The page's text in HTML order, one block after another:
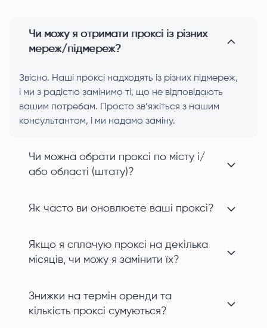
Чи можу я отримати проксі із різних
мереж/підмереж?
Звісно. Наші проксі надходять із різних підмереж,
і ми з радістю замінимо ті, що не відповідають
вашим потребам. Просто зв’яжіться з нашим
консультантом, і ми надамо заміну.
Чи можна обрати проксі по місту і/
або області (штату)?
Як часто ви оновлюєте ваші проксі?
Якщо я сплачую проксі на декілька
місяців, чи можу я замінити їх?
Знижки на термін оренди та
кількість проксі сумуються?